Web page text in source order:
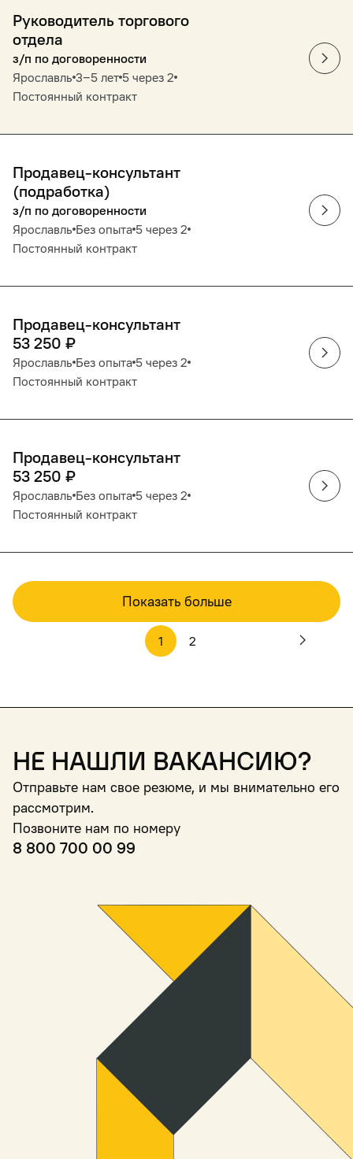
Руководитель торгового
отдела
з/п по договоренности
Ярославль 3‒5 лет 5 через 2
Постоянный контракт
Продавец-консультант
(подработка)
з/п по договоренности
Ярославль Без опыта 5 через 2
Постоянный контракт
Продавец-консультант
53 250 ₽
Ярославль Без опыта 5 через 2
Постоянный контракт
Продавец-консультант
53 250 ₽
Ярославль Без опыта 5 через 2
Постоянный контракт
Показать больше
1 2
Не нашли вакансию?
Отправьте нам свое резюме, и мы внимательно его
рассмотрим.
Позвоните нам по номеру
8 800 700 00 99